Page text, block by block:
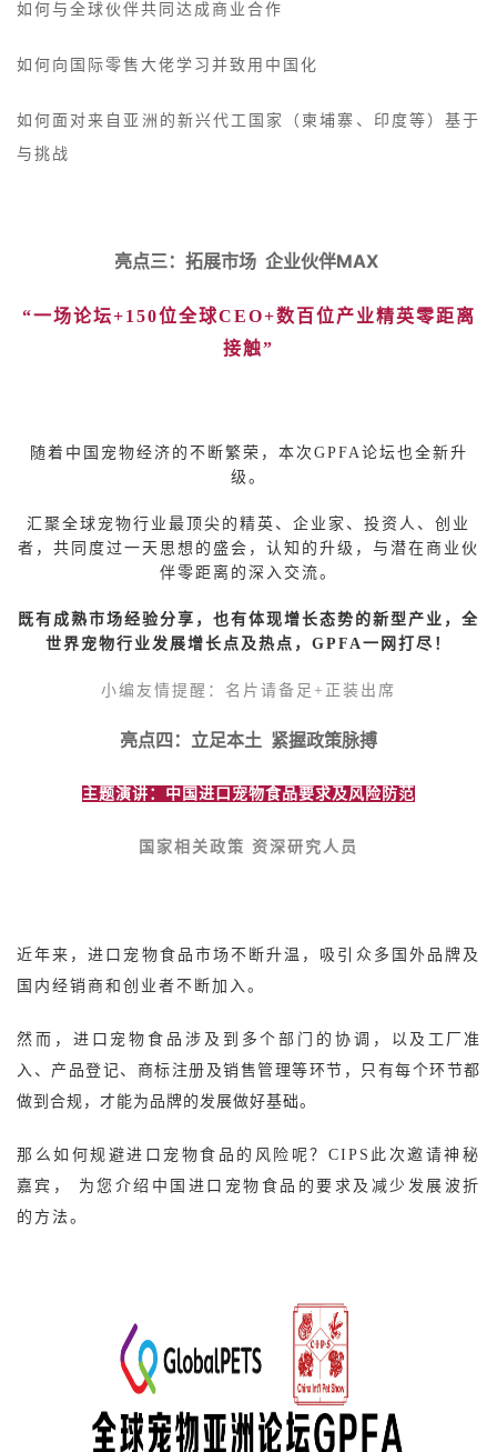
如何与全球伙伴共同达成商业合作
如何向国际零售大佬学习并致用中国化
如何面对来自亚洲的新兴代工国家（柬埔寨、印度等）基于
与挑战
亮点三：拓展市场 企业伙伴MAX
“一场论坛+150位全球CEO+数百位产业精英零距离
接触”
随着中国宠物经济的不断繁荣，本次GPFA论坛也全新升
级。
汇聚全球宠物行业最顶尖的精英、企业家、投资人、创业
者，共同度过一天思想的盛会，认知的升级，与潜在商业伙
伴零距离的深入交流。
既有成熟市场经验分享，也有体现增长态势的新型产业，全
世界宠物行业发展增长点及热点，GPFA一网打尽！
小编友情提醒：名片请备足+正装出席
亮点四：立足本土 紧握政策脉搏
主题演讲：中国进口宠物食品要求及风险防范
国家相关政策 资深研究人员
近年来，进口宠物食品市场不断升温，吸引众多国外品牌及
国内经销商和创业者不断加入。
然而，进口宠物食品涉及到多个部门的协调，以及 工厂准
入、产品登记、商标注册及销售管理等环节，只有每个环节都
做到合规，才能为品牌的发展做好基础。
那么如何规避进口宠物食品的风险呢？CIPS此次邀请神秘
嘉宾， 为您介绍中国进口宠物食品的要求及减少发展波折
的方法。